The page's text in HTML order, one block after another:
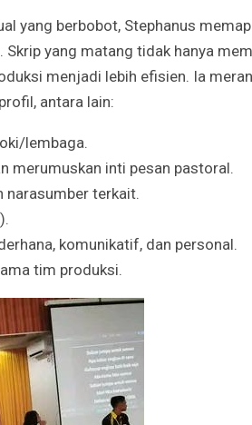
yang berbobot, Stephanus
Skrip yang matang tidak hanya
menjadi lebih efisien. Ia
antara lain:
lembaga.
merumuskan inti pesan pastoral.
narasumber terkait.
).
komunikatif, dan personal.
tim produksi.